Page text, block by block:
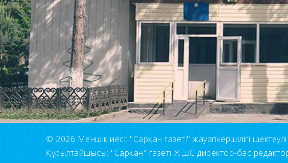
© 2026 Меншік иесі: "Сарқан газеті" жауапкершілігі шектеулі
Құрылтайшысы: "Сарқан" газеті ЖШС директор-бас